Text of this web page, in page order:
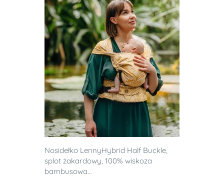
Nosidełko LennyHybrid Half Buckle,
splot żakardowy, 100% wiskoza
bambusowa...